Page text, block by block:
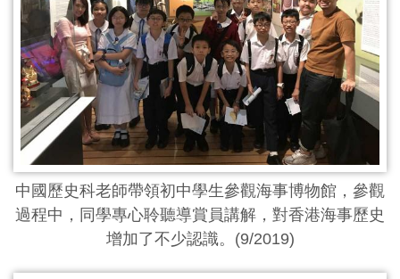
中國歷史科老師帶領初中學生參觀海事博物館，參觀
過程中，同學專心聆聽導賞員講解，對香港海事歷史
增加了不少認識。(9/2019)